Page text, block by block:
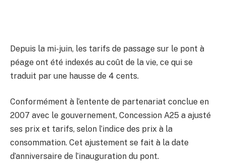
Depuis la mi-juin, les tarifs de passage sur le pont à
péage ont été indexés au coût de la vie, ce qui se
traduit par une hausse de 4 cents.
Conformément à l’entente de partenariat conclue en
2007 avec le gouvernement, Concession A25 a ajusté
ses prix et tarifs, selon l’indice des prix à la
consommation. Cet ajustement se fait à la date
d’anniversaire de l’inauguration du pont.